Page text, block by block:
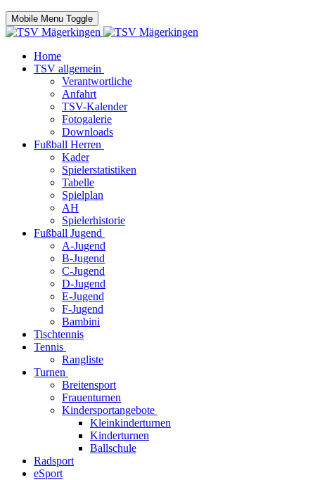
Mobile Menu Toggle
Home
TSV allgemein
Verantwortliche
Anfahrt
TSV-Kalender
Fotogalerie
Downloads
Fußball Herren
Kader
Spielerstatistiken
Tabelle
Spielplan
AH
Spielerhistorie
Fußball Jugend
A-Jugend
B-Jugend
C-Jugend
D-Jugend
E-Jugend
F-Jugend
Bambini
Tischtennis
Tennis
Rangliste
Turnen
Breitensport
Frauenturnen
Kindersportangebote
Kleinkinderturnen
Kinderturnen
Ballschule
Radsport
eSport